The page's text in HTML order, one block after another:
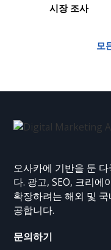
시장 조사
모
오사카에 기반을 둔
다. 광고, SEO, 크리
확장하려는 해외 및
공합니다.
문의하기